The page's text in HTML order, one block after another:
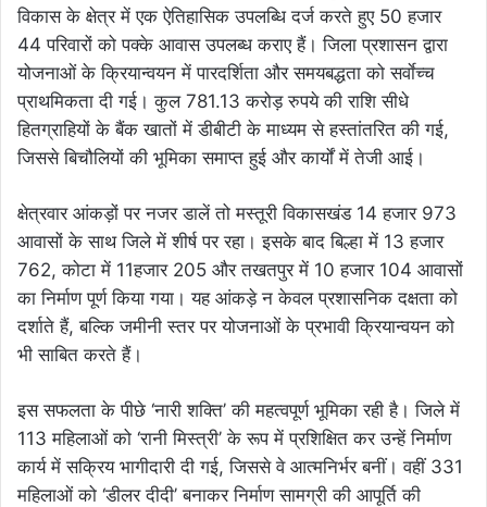
विकास के क्षेत्र में एक ऐतिहासिक उपलब्धि दर्ज करते हुए 50 हजार
44 परिवारों को पक्के आवास उपलब्ध कराए हैं। जिला प्रशासन द्वारा
योजनाओं के क्रियान्वयन में पारदर्शिता और समयबद्धता को सर्वाेच्च
प्राथमिकता दी गई। कुल 781.13 करोड़ रुपये की राशि सीधे
हितग्राहियों के बैंक खातों में डीबीटी के माध्यम से हस्तांतरित की गई,
जिससे बिचौलियों की भूमिका समाप्त हुई और कार्यों में तेजी आई।
क्षेत्रवार आंकड़ों पर नजर डालें तो मस्तूरी विकासखंड 14 हजार 973
आवासों के साथ जिले में शीर्ष पर रहा। इसके बाद बिल्हा में 13 हजार
762, कोटा में 11हजार 205 और तखतपुर में 10 हजार 104 आवासों
का निर्माण पूर्ण किया गया। यह आंकड़े न केवल प्रशासनिक दक्षता को
दर्शाते हैं, बल्कि जमीनी स्तर पर योजनाओं के प्रभावी क्रियान्वयन को
भी साबित करते हैं।
इस सफलता के पीछे ‘नारी शक्ति’ की महत्वपूर्ण भूमिका रही है। जिले में
113 महिलाओं को ‘रानी मिस्त्री’ के रूप में प्रशिक्षित कर उन्हें निर्माण
कार्य में सक्रिय भागीदारी दी गई, जिससे वे आत्मनिर्भर बनीं। वहीं 331
महिलाओं को ‘डीलर दीदी’ बनाकर निर्माण सामग्री की आपूर्ति की